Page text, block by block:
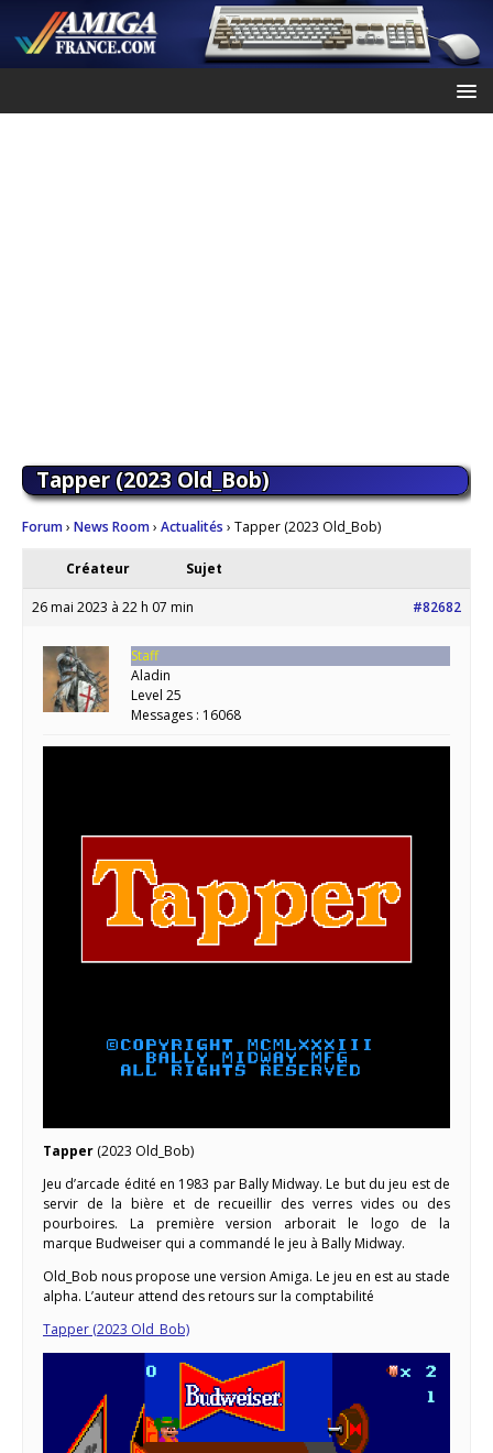
Tapper (2023 Old_Bob)
Forum› News Room› Actualités › Tapper (2023 Old_Bob)
Créateur Sujet
26 mai 2023 à 22 h 07 min #82682
Staff
Aladin
Level 25
Messages : 16068
Tapper (2023 Old_Bob)
Jeu d’arcade édité en 1983 par Bally Midway. Le but du jeu est de
servir de la bière et de recueillir des verres vides ou des
pourboires. La première version arborait le logo de la
marque Budweiser qui a commandé le jeu à Bally Midway.
Old_Bob nous propose une version Amiga. Le jeu en est au stade
alpha. L’auteur attend des retours sur la comptabilité
Tapper (2023 Old_Bob)